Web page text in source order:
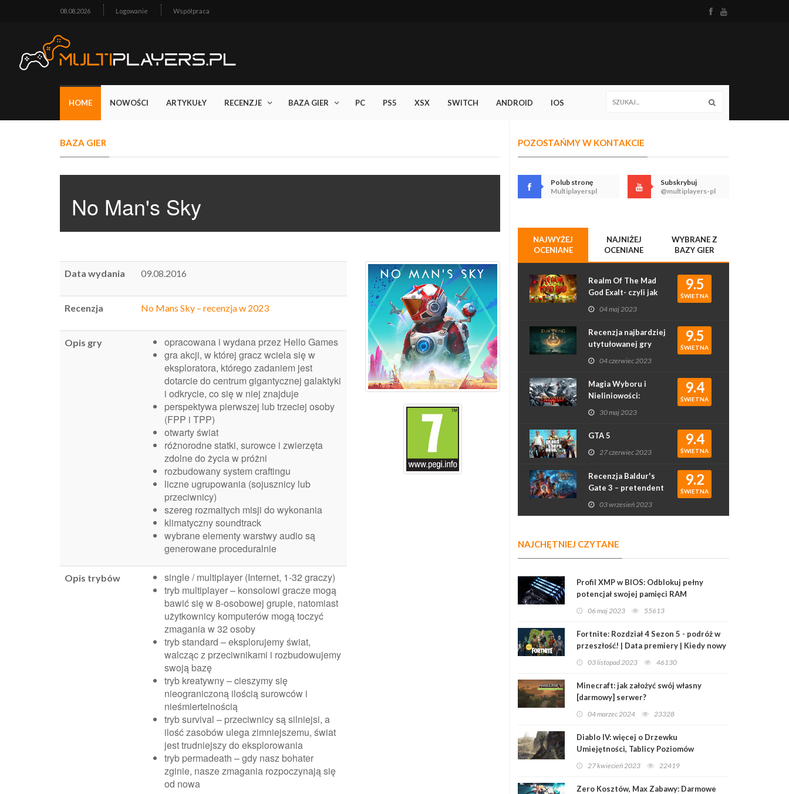
08.08.2026 Logowanie Współpraca
HOME NOWOŚCI ARTYKUŁY RECENZJE BAZA GIER PC PS5 XSX SWITCH ANDROID IOS
BAZA GIER
No Man's Sky
Data wydania 09.08.2016
Recenzja No Mans Sky – recenzja w 2023
Opis gry
opracowana i wydana przez Hello Games
gra akcji, w której gracz wciela się w
eksploratora, którego zadaniem jest
dotarcie do centrum gigantycznej galaktyki
i odkrycie, co się w niej znajduje
perspektywa pierwszej lub trzeciej osoby
(FPP i TPP)
otwarty świat
różnorodne statki, surowce i zwierzęta
zdolne do życia w próżni
rozbudowany system craftingu
liczne ugrupowania (sojusznicy lub
przeciwnicy)
szereg rozmaitych misji do wykonania
klimatyczny soundtrack
wybrane elementy warstwy audio są
generowane proceduralnie
Opis trybów
single / multiplayer (Internet, 1-32 graczy)
tryb multiplayer – konsolowi gracze mogą
bawić się w 8-osobowej grupie, natomiast
użytkownicy komputerów mogą toczyć
zmagania w 32 osoby
tryb standard – eksplorujemy świat,
walcząc z przeciwnikami i rozbudowujemy
swoją bazę
tryb kreatywny – cieszymy się
nieograniczoną ilością surowców i
nieśmiertelnością
tryb survival – przeciwnicy są silniejsi, a
ilość zasobów ulega zimniejszemu, świat
jest trudniejszy do eksplorowania
tryb permadeath – gdy nasz bohater
zginie, nasze zmagania rozpoczynają się
od nowa
POZOSTAŃMY W KONTAKCIE
Polub stronę
Multiplayerspl
Subskrybuj
@multiplayers-pl
NAJWYŻEJ
OCENIANE
NAJNIŻEJ
OCENIANE
WYBRANE Z
BAZY GIER
9.5
ŚWIETNA
Realm Of The Mad
God Exalt- czyli jak
rougelike podbił
serca graczy
04 maj 2023
9.5
ŚWIETNA
Recenzja najbardziej
utytułowanej gry
2022 roku - Elden
Ring
04 czerwiec 2023
9.4
ŚWIETNA
Magia Wyboru i
Nieliniowości:
Recenzja Gry
Divinity: Original Sin
II
30 maj 2023
9.4
ŚWIETNA
GTA 5
27 czerwiec 2023
9.2
ŚWIETNA
Recenzja Baldur's
Gate 3 – pretendent
do gry roku?
03 wrzesień 2023
NAJCHĘTNIEJ CZYTANE
Profil XMP w BIOS: Odblokuj pełny
potencjał swojej pamięci RAM
06 maj 2023 55613
Fortnite: Rozdział 4 Sezon 5 - podróż w
przeszłość! | Data premiery | Kiedy nowy
03 listopad 2023 46130
Minecraft: jak założyć swój własny
[darmowy] serwer?
04 marzec 2024 23328
Diablo IV: więcej o Drzewku
Umiejętności, Tablicy Poziomów
Legendarnych
27 kwiecień 2023 22419
Zero Kosztów, Max Zabawy: Darmowe